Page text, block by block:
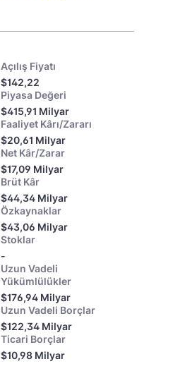
Açılış Fiyatı
$142,22
Piyasa Değeri
$415,91 Milyar
Faaliyet Kârı/Zararı
$20,61 Milyar
Net Kâr/Zarar
$17,09 Milyar
Brüt Kâr
$44,34 Milyar
Özkaynaklar
$43,06 Milyar
Stoklar
-
Uzun Vadeli
Yükümlülükler
$176,94 Milyar
Uzun Vadeli Borçlar
$122,34 Milyar
Ticari Borçlar
$10,98 Milyar